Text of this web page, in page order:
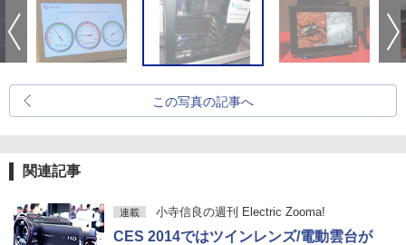
この写真の記事へ
関連記事
連載 小寺信良の週刊 Electric Zooma!
CES 2014ではツインレンズ/電動雲台が